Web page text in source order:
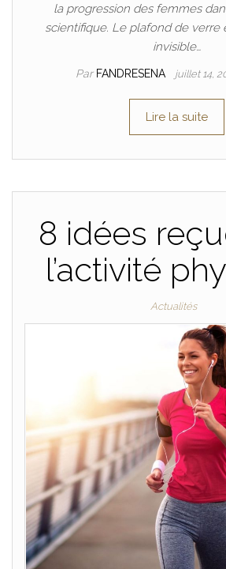
la progression des femmes
scientifique. Le plafond de verre
invisible…
Par FANDRESENA juillet 14,
Lire la suite
8 idées
l’activité
Actualités